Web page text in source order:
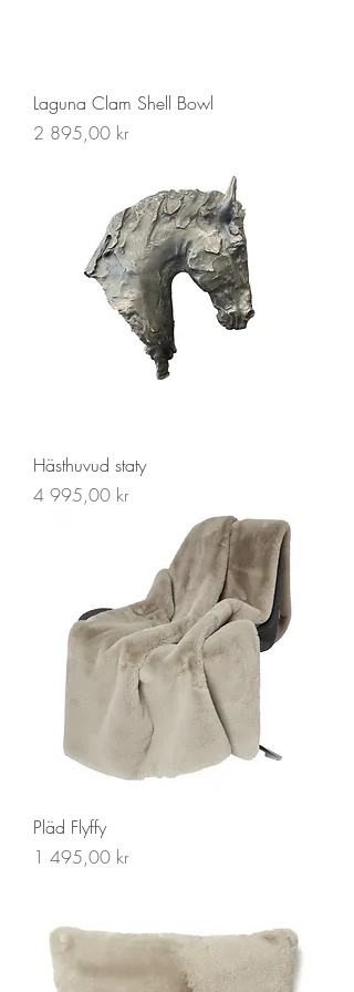
Laguna Clam Shell Bowl
Pris
2 895,00 kr
Hästhuvud staty
Pris
4 995,00 kr
Pläd Flyffy
Pris
1 495,00 kr